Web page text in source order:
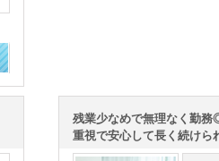
残業少なめで無理なく勤
重視で安心して長く続けら